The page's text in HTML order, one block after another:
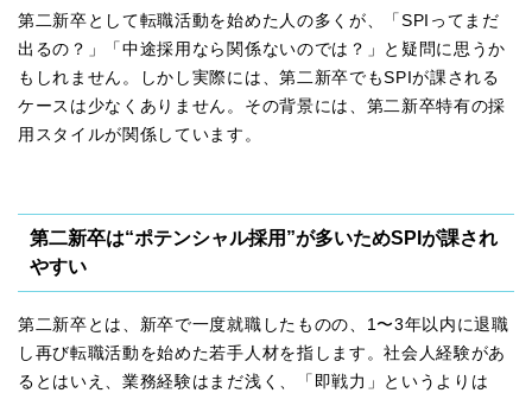
第二新卒として転職活動を始めた人の多くが、「SPIってまだ
出るの？」「中途採用なら関係ないのでは？」と疑問に思うか
もしれません。しかし実際には、第二新卒でもSPIが課される
ケースは少なくありません。その背景には、第二新卒特有の採
用スタイルが関係しています。
第二新卒は“ポテンシャル採用”が多いためSPIが課され
やすい
第二新卒とは、新卒で一度就職したものの、1〜3年以内に退職
し再び転職活動を始めた若手人材を指します。社会人経験があ
るとはいえ、業務経験はまだ浅く、「即戦力」というよりは